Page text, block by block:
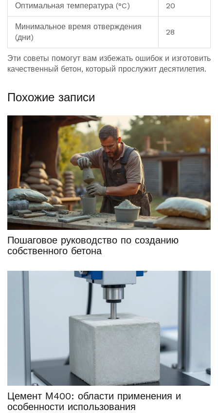
Оптимальная температура (°C) 20
Минимальное время отверждения
(дни)
28
Эти советы помогут вам избежать ошибок и изготовить
качественный бетон, который прослужит десятилетия.
Похожие записи
Пошаговое руководство по созданию
собственного бетона
Цемент М400: области применения и
особенности использования